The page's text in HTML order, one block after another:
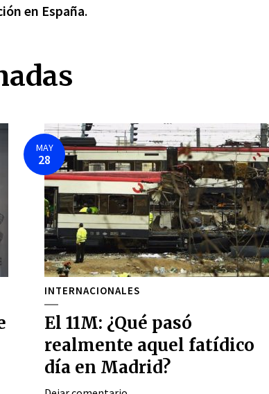
en España.
MAY
28
INTERNACIONALES
El 11M: ¿Qué pasó
realmente aquel fatídico
día en Madrid?